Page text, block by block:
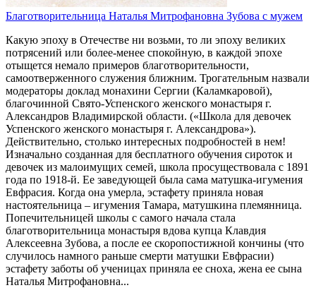
Благотворительница Наталья Митрофановна Зубова с мужем
Какую эпоху в Отечестве ни возьми, то ли эпоху великих
потрясений или более-менее спокойную, в каждой эпохе
отыщется немало примеров благотворительности,
самоотверженного служения ближним. Трогательным назвали
модераторы доклад монахини Сергии (Каламкаровой),
благочинной Свято-Успенского женского монастыря г.
Александров Владимирской области. («Школа для девочек
Успенского женского монастыря г. Александрова»).
Действительно, столько интересных подробностей в нем!
Изначально созданная для бесплатного обучения сироток и
девочек из малоимущих семей, школа просуществовала с 1891
года по 1918-й. Ее заведующей была сама матушка-игумения
Евфрасия. Когда она умерла, эстафету приняла новая
настоятельница – игумения Тамара, матушкина племянница.
Попечительницей школы с самого начала стала
благотворительница монастыря вдова купца Клавдия
Алексеевна Зубова, а после ее скоропостижной кончины (что
случилось намного раньше смерти матушки Евфрасии)
эстафету заботы об ученицах приняла ее сноха, жена ее сына
Наталья Митрофановна...